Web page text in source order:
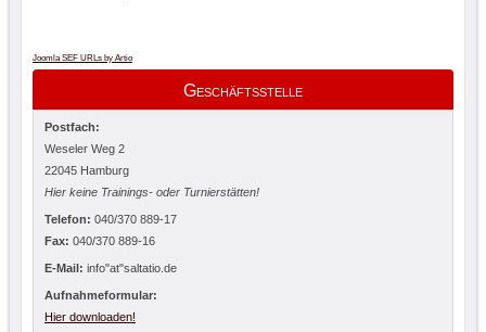
Joomla SEF URLs by Artio
Geschäftsstelle
Postfach:
Weseler Weg 2
22045 Hamburg
Hier keine Trainings- oder Turnierstätten!
Telefon: 040/370 889-17
Fax: 040/370 889-16
E-Mail: info"at"saltatio.de
Aufnahmeformular:
Hier downloaden!